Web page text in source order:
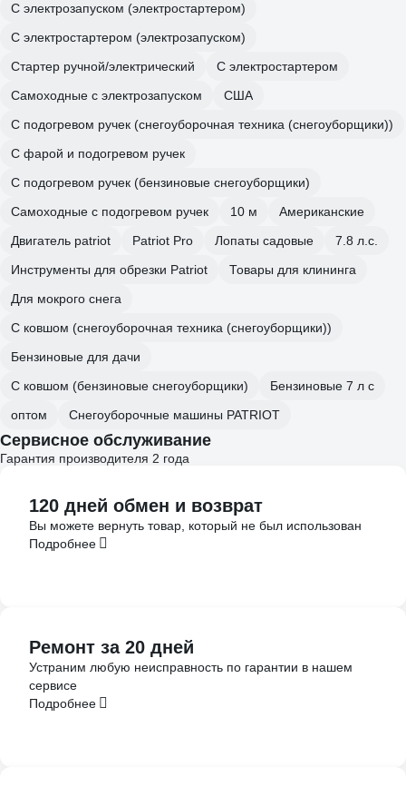
С электрозапуском (электростартером)
С электростартером (электрозапуском)
Стартер ручной/электрический
С электростартером
Самоходные с электрозапуском
США
С подогревом ручек (снегоуборочная техника (снегоуборщики))
С фарой и подогревом ручек
С подогревом ручек (бензиновые снегоуборщики)
Самоходные с подогревом ручек
10 м
Американские
Двигатель patriot
Patriot Pro Лопаты садовые
7.8 л.с.
Инструменты для обрезки Patriot
Товары для клининга
Для мокрого снега
С ковшом (снегоуборочная техника (снегоуборщики))
Бензиновые для дачи
С ковшом (бензиновые снегоуборщики)
Бензиновые 7 л с
оптом
Снегоуборочные машины PATRIOT
Сервисное обслуживание
Гарантия производителя 2 года
120 дней обмен и возврат
Вы можете вернуть товар, который не был использован
Подробнее
Ремонт за 20 дней
Устраним любую неисправность по гарантии в нашем
сервисе
Подробнее